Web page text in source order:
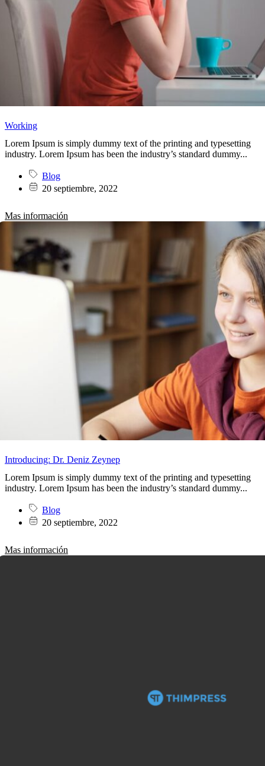
Working
Lorem Ipsum is simply dummy text of the printing and typesetting
industry. Lorem Ipsum has been the industry’s standard dummy...
Blog
20 septiembre, 2022
Mas información
Introducing: Dr. Deniz Zeynep
Lorem Ipsum is simply dummy text of the printing and typesetting
industry. Lorem Ipsum has been the industry’s standard dummy...
Blog
20 septiembre, 2022
Mas información